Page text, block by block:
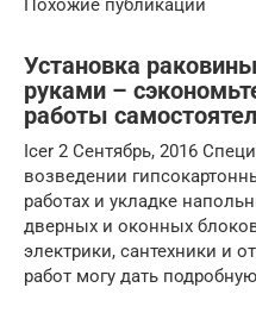
Похожие публикации
Установка
руками –
работы
Icer 2 Сентябрь, 2016
возведении
работах и укладке
дверных и оконных
электрики, сантехники и
работ могу дать